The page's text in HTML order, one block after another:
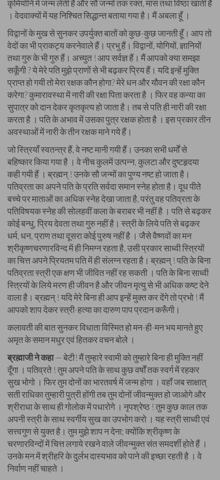
कृमियोनि में जन्म लेती हैं और सौ जन्मों तक रक्त, मांस तथा विष्ठा खाती हैं
। वेदवाक्यों में यह निश्चित सिद्धान्त बताया गया है। मैं अबला हूँ ।
विद्वानों के मुख से सुनकर उपर्युक्त बातों को कुछ-कुछ जानती हूँ। आप तो
वेदों का भी प्राकट्य करनेवाले हैं। प्रभु हैं। विद्वानों, योगियों, ज्ञानियों
तथा गुरु के भी गुरु हैं। अच्युत ! आप सर्वज्ञ हैं। मैं आपको क्या समझा
सकूँगी ? ये मेरे पति मुझे प्राणों से भी बढ़कर प्रिय हैं। यदि इन्हें मुक्ति
प्राप्त हो गयी तो मेरा रक्षक कौन होगा? मेरे धन और यौवन की रक्षा कौन
करेगा? कुमारावस्था में नारी की रक्षा पिता करता है । फिर वह कन्या का
सुपात्र को दान देकर कृतकृत्य हो जाता है। तब से पति ही नारी की रक्षा
करता है । पति के अभाव में उसका पुत्र रक्षक होता है । इस प्रकार तीन
अवस्थाओं में नारी के तीन रक्षक माने गये हैं।
जो स्त्रियाँ स्वतन्त्र हैं, वे नष्ट मानी गयी हैं। उनका सभी धर्मों से
बहिष्कार किया गया है । वे नीच कुलमें उत्पन्न, कुलटा और दुष्टहृदया
कही गयी हैं । ब्रह्मन् ! उनके सौ जन्मों का पुण्य नष्ट हो जाता है।
पतिव्रता का अपने पति के प्रति सर्वदा समान स्नेह होता है। दूध पीते
बच्चे पर माताओं का अधिक स्नेह देखा जाता है, परंतु वह पतिव्रता के
पतिविषयक स्नेह की सोलहवीं कला के बराबर भी नहीं है । पति से बढ़कर
कोई बन्धु, प्रिय देवता तथा गुरु नहीं है। स्त्री के लिये पति से बढ़कर
धर्म, धन, प्राण तथा दूसरा कोई पुरुष नहीं है । जैसे वैष्णवों का मन
श्रीकृष्णचरणारविन्द में ही निमग्न रहता है, उसी प्रकार साध्वी स्त्रियों
का चित्त अपने प्रियतम पति में ही संलग्न रहता है। ब्रह्मन् ! पति के बिना
पतिव्रता स्त्री एक क्षण भी जीवित नहीं रह सकती । पति के बिना साध्वी
स्त्रियों के लिये मरण ही जीवन है और जीवन मृत्यु से भी अधिक कष्ट देने
वाला है। ब्रह्मन् ! यदि मेरे बिना ही आप इन्हें मुक्त कर देंगे तो प्रभो ! मैं
आपको शाप देकर स्त्री-हत्या का दारुण पाप प्रदान करूँगी।
कलावती की बात सुनकर विधाता विस्मित हो मन-ही-मन भय मानते हुए
अमृत के समान मधुर एवं हितकर वचन बोले ।
ब्रह्माजी ने कहा— बेटी! मैं तुम्हारे स्वामी को तुम्हारे बिना ही मुक्ति नहीं
दूँगा । पतिव्रते ! तुम अपने पति के साथ कुछ वर्षों तक स्वर्ग में रहकर
सुख भोगो । फिर तुम दोनों का भारतवर्ष में जन्म होगा । वहाँ जब साक्षात्
सती राधिका तुम्हारी पुत्री होंगी तब तुम दोनों जीवन्मुक्त हो जाओगे और
श्रीराधा के साथ ही गोलोक में पधारोगे । नृपश्रेष्ठ ! तुम कुछ काल तक
अपनी स्त्री के साथ स्वर्गीय सुख का उपभोग करो । यह स्त्री साध्वी एवं
सत्त्वगुण से युक्त है। तुम मुझे शाप न देना; क्योंकि श्रीकृष्ण के
चरणारविन्दों में चित्त लगाये रखने वाले जीवन्मुक्त संत समदर्शी होते हैं ।
उनके मन में श्रीहरि के दुर्लभ दास्यभाव को पाने की इच्छा रहती है । वे
निर्वाण नहीं चाहते ।